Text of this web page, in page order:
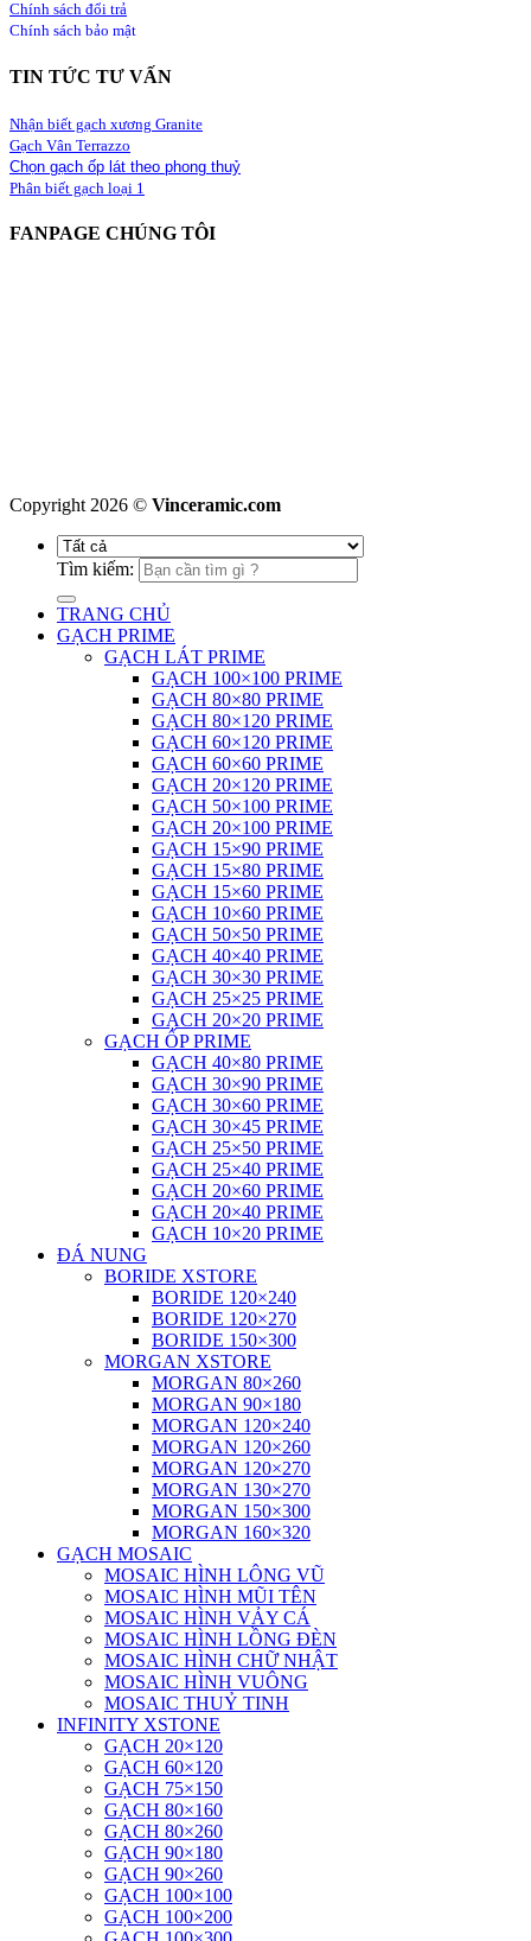
Chính sách đổi trả
Chính sách bảo mật
TIN TỨC TƯ VẤN
Nhận biết gạch xương Granite
Gạch Vân Terrazzo
Chọn gạch ốp lát theo phong thuỷ
Phân biết gạch loại 1
FANPAGE CHÚNG TÔI
Copyright 2026 © Vinceramic.com
Tìm kiếm:
TRANG CHỦ
GẠCH PRIME
GẠCH LÁT PRIME
GẠCH 100×100 PRIME
GẠCH 80×80 PRIME
GẠCH 80×120 PRIME
GẠCH 60×120 PRIME
GẠCH 60×60 PRIME
GẠCH 20×120 PRIME
GẠCH 50×100 PRIME
GẠCH 20×100 PRIME
GẠCH 15×90 PRIME
GẠCH 15×80 PRIME
GẠCH 15×60 PRIME
GẠCH 10×60 PRIME
GẠCH 50×50 PRIME
GẠCH 40×40 PRIME
GẠCH 30×30 PRIME
GẠCH 25×25 PRIME
GẠCH 20×20 PRIME
GẠCH ỐP PRIME
GẠCH 40×80 PRIME
GẠCH 30×90 PRIME
GẠCH 30×60 PRIME
GẠCH 30×45 PRIME
GẠCH 25×50 PRIME
GẠCH 25×40 PRIME
GẠCH 20×60 PRIME
GẠCH 20×40 PRIME
GẠCH 10×20 PRIME
ĐÁ NUNG
BORIDE XSTORE
BORIDE 120×240
BORIDE 120×270
BORIDE 150×300
MORGAN XSTORE
MORGAN 80×260
MORGAN 90×180
MORGAN 120×240
MORGAN 120×260
MORGAN 120×270
MORGAN 130×270
MORGAN 150×300
MORGAN 160×320
GẠCH MOSAIC
MOSAIC HÌNH LÔNG VŨ
MOSAIC HÌNH MŨI TÊN
MOSAIC HÌNH VẢY CÁ
MOSAIC HÌNH LỒNG ĐÈN
MOSAIC HÌNH CHỮ NHẬT
MOSAIC HÌNH VUÔNG
MOSAIC THUỶ TINH
INFINITY XSTONE
GẠCH 20×120
GẠCH 60×120
GẠCH 75×150
GẠCH 80×160
GẠCH 80×260
GẠCH 90×180
GẠCH 90×260
GẠCH 100×100
GẠCH 100×200